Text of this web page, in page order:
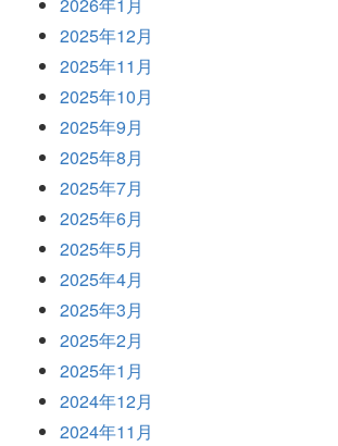
2025年12月
2025年11月
2025年10月
2025年9月
2025年8月
2025年7月
2025年6月
2025年5月
2025年4月
2025年3月
2025年2月
2025年1月
2024年12月
2024年11月